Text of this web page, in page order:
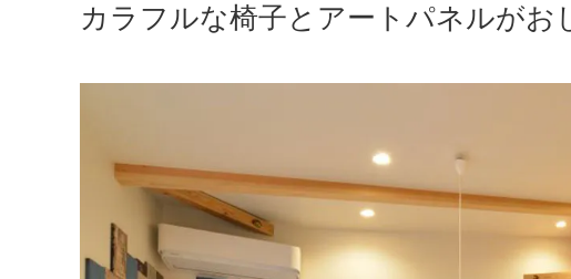
カラフルな椅子とアートパネルが